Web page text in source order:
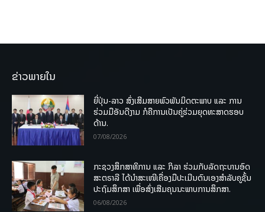
ຂ່າວພາຍໃນ
ຍີ່ປຸ່ນ-ລາວ ສົ່ງເສີມສາຍພົວພັນມິດຕະພາບ ແລະ ການ
ຮ່ວມມືອັນດີງາມ ກໍຄືການເປັນຄູ່ຮ່ວມຍຸດທະສາດຮອບ
ດ້ານ.
07/08/2026
ກະຊວງສຶກສາທິການ ແລະ ກິລາ ຮ່ວມກັບລັດຖະບານອົດ
ສະຕຣາລີ ໄດ້ນຳສະເໜີເຄື່ອງມືປະເມີນຕົນເອງສຳລັບຄູຊັ້ນ
ປະຖົມສຶກສາ ເພື່ອສົ່ງເສີມຄຸນນະພາບການສຶກສາ.
06/08/2026